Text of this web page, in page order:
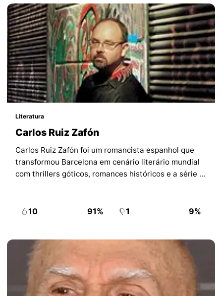
Literatura
Carlos Ruiz Zafón
Carlos Ruiz Zafón foi um romancista espanhol que
transformou Barcelona em cenário literário mundial
com thrillers góticos, romances históricos e a série O
10 91% 1 9%